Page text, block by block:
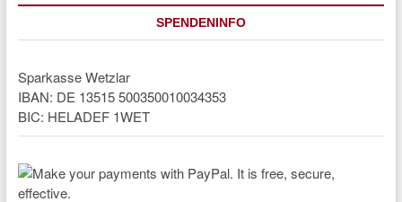
SPENDENINFO
Sparkasse Wetzlar
IBAN: DE 13515 500350010034353
BIC: HELADEF 1WET